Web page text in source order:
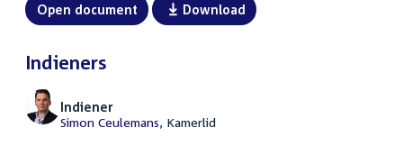
Open document Download
Indieners
Indiener
Simon Ceulemans, Kamerlid